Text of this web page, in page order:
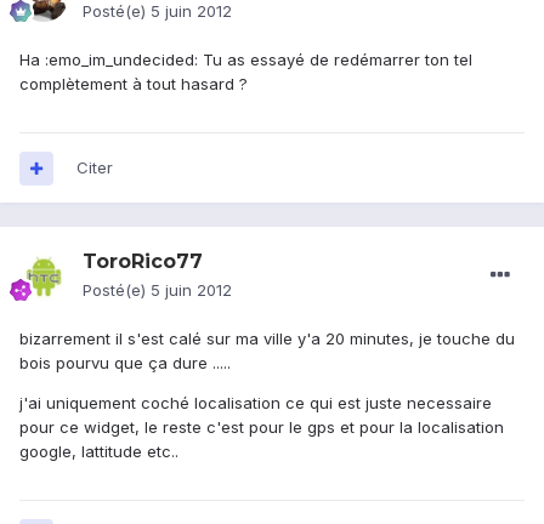
Posté(e) 5 juin 2012
Ha :emo_im_undecided: Tu as essayé de redémarrer ton tel
complètement à tout hasard ?
Citer
ToroRico77
Posté(e) 5 juin 2012
bizarrement il s'est calé sur ma ville y'a 20 minutes, je touche du
bois pourvu que ça dure .....
j'ai uniquement coché localisation ce qui est juste necessaire
pour ce widget, le reste c'est pour le gps et pour la localisation
google, lattitude etc..